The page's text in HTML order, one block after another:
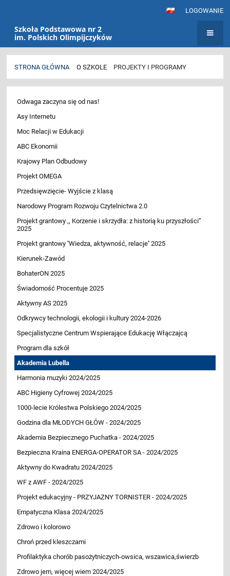
LOGOWANIE
Szkoła Podstawowa nr 2
im. Polskich Olimpijczyków
STRONA GŁÓWNA O SZKOLE PROJEKTY I PROGRAMY
programy
Odwaga zaczyna się od nas!
Asy Internetu
Moc Relacji w Edukacji
ABC Ekonomii
Krajowy Plan Odbudowy
Projekt OMEGA
Przedsięwzięcie- Wyjście z klasą
Narodowy Program Rozwoju Czytelnictwa 2.0
Projekt grantowy ,, Korzenie i skrzydła: z historią ku przyszłości”
2025
Projekt grantowy ''Wiedza, aktywność, relacje'' 2025
Kierunek-Zawód
BohaterON 2025
Świadomość Procentuje 2025
Aktywny AS 2025
Odkrywcy technologii, ekologii i kultury 2024-2026
Specjalistyczne Centrum Wspierające Edukację Włączajcą
Program dla szkół
Akademia Lubella
Harmonia muzyki 2024/2025
ABC Higieny Cyfrowej 2024/2025
1000-lecie Królestwa Polskiego 2024/2025
Godzina dla MŁODYCH GŁÓW - 2024/2025
Akademia Bezpiecznego Puchatka - 2024/2025
Bezpieczna Kraina ENERGA-OPERATOR SA - 2024/2025
Aktywny do Kwadratu 2024/2025
WF z AWF - 2024/2025
Projekt edukacyjny - PRZYJAZNY TORNISTER - 2024/2025
Empatyczna Klasa 2024/2025
Zdrowo i kolorowo
Chroń przed kleszczami
Profilaktyka chorób pasożytniczych-owsica, wszawica,świerzb
Zdrowo jem, więcej wiem 2024/2025